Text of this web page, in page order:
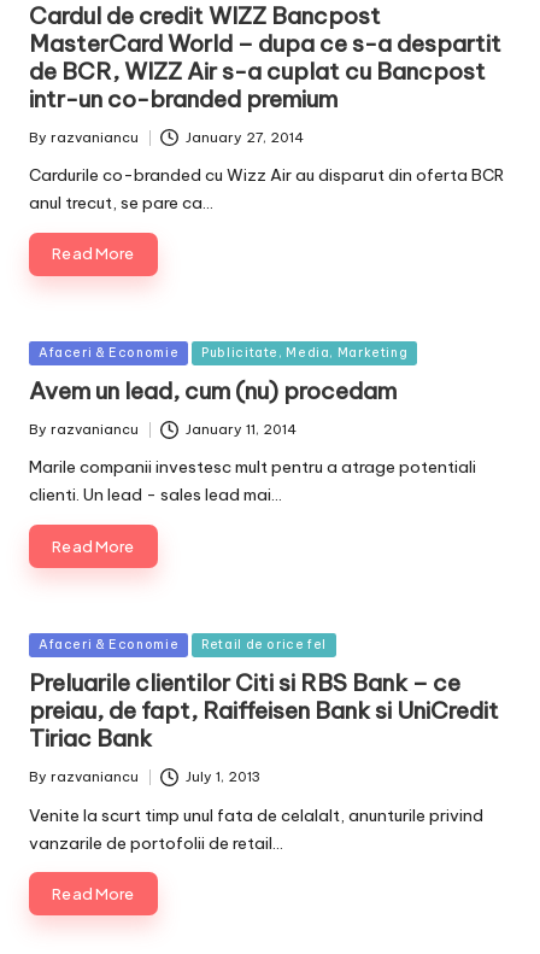
Cardul de credit WIZZ Bancpost
MasterCard World – dupa ce s-a despartit
de BCR, WIZZ Air s-a cuplat cu Bancpost
intr-un co-branded premium
Posted
By razvaniancu January 27, 2014
Cardurile co-branded cu Wizz Air au disparut din oferta BCR
anul trecut, se pare ca…
Read More
Posted
in
Afaceri & Economie Publicitate, Media, Marketing
Avem un lead, cum (nu) procedam
Posted
By razvaniancu January 11, 2014
Marile companii investesc mult pentru a atrage potentiali
clienti. Un lead - sales lead mai…
Read More
Posted
in
Afaceri & Economie Retail de orice fel
Preluarile clientilor Citi si RBS Bank – ce
preiau, de fapt, Raiffeisen Bank si UniCredit
Tiriac Bank
Posted
By razvaniancu July 1, 2013
Venite la scurt timp unul fata de celalalt, anunturile privind
vanzarile de portofolii de retail…
Read More